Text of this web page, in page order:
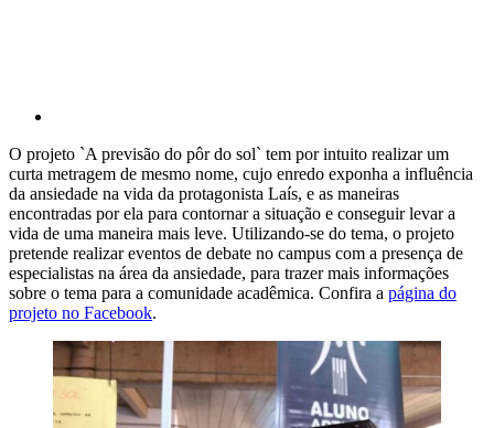
O projeto `A previsão do pôr do sol` tem por intuito realizar um
curta metragem de mesmo nome, cujo enredo exponha a influência
da ansiedade na vida da protagonista Laís, e as maneiras
encontradas por ela para contornar a situação e conseguir levar a
vida de uma maneira mais leve. Utilizando-se do tema, o projeto
pretende realizar eventos de debate no campus com a presença de
especialistas na área da ansiedade, para trazer mais informações
sobre o tema para a comunidade acadêmica. Confira a página do
projeto no Facebook.